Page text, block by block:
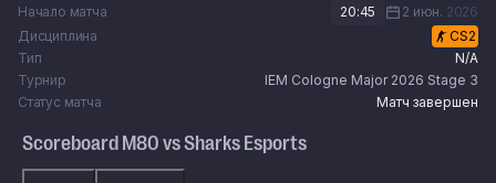
Начало матча 20:45 2 июн. 2026
Дисциплина
CS2
Тип
N/A
Турнир
IEM Cologne Major 2026 Stage 3
Статус матча
Матч завершен
Scoreboard M80 vsSharks Esports